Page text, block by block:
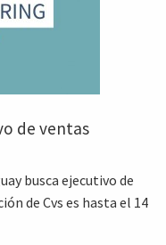
de ventas
busca ejecutivo de
de Cvs es hasta el 14